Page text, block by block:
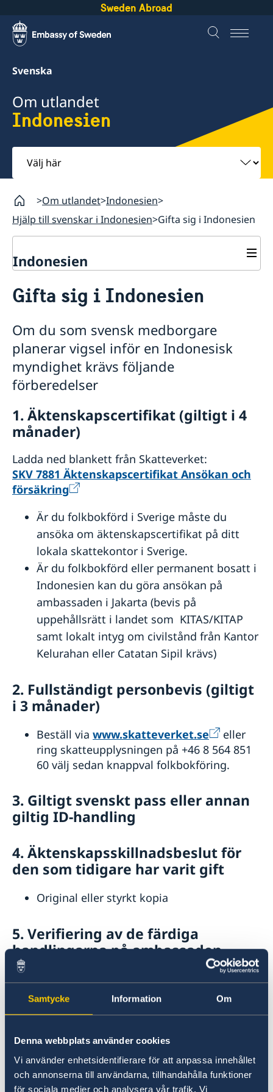
Samtycke Information Om
Denna webbplats använder cookies
Vi använder enhetsidentifierare för att anpassa innehållet
och annonserna till användarna, tillhandahålla funktioner
för sociala medier och analysera vår trafik. Vi
Sweden Abroad
Svenska
Om utlandet
Indonesien
Välj
här
Om utlandet Indonesien
Hjälp till svenskar i Indonesien Gifta sig i Indonesien
Indonesien
Hjälp till svenskar i Indonesien
Akut hjälp
Larmcentraler
Sjuk eller råkat ut för en olycka
Stulet eller förlorat bank-/kreditkort
Ekonomiskt nödställd
Pass i Indonesien
Förlust av pass
Förnyelse av pass
Samordningsnummer
Ansökan om pass för minderårig
Medborgarskap
Om svenskt medborgarskap
Dubbelt medborgarskap
Registrera nyfödd utomlands
Utredning av svenskt medborgarskap
Gifta sig i Indonesien
Avgifter
Körkort
Legaliseringar och intyg
Arv i internationella situationer i Indonesien
Frihetsberövad i Indonesien
Internetbedrägeri
Ambassadens reseinformation
Aktuella händelser
Allmänna säkerhetsläget
Terrorism
Naturförhållanden och katastrofer
In- och utresebestämmelser
Hälso- och sjukvård
Lokala lagar och sedvänjor
Kriminalitet och personlig säkerhet
Trafiksäkerhet
Handel mellan Sverige och Indonesien
Sweden-Indonesia Sustainability Partnership
Gifta sig i Indonesien
Om du som svensk medborgare
planerar vigsel inför en Indonesisk
myndighet krävs följande
förberedelser
1. Äktenskapscertifikat (giltigt i 4
månader)
Ladda ned blankett från Skatteverket:
SKV 7881 Äktenskapscertifikat Ansökan och
försäkring
Är du folkbokförd i Sverige måste du
ansöka om äktenskapscertifikat på ditt
lokala skattekontor i Sverige.
Är du folkbokförd eller permanent bosatt i
Indonesien kan du göra ansökan på
ambassaden i Jakarta (bevis på
uppehållsrätt i landet som KITAS/KITAP
samt lokalt intyg om civilstånd från Kantor
Kelurahan eller Catatan Sipil krävs)
2. Fullständigt personbevis (giltigt
i 3 månader)
Beställ via www.skatteverket.se
eller
ring skatteupplysningen på +46 8 564 851
60 välj sedan knappval folkbokföring.
3. Giltigt svenskt pass eller annan
giltig ID-handling
4. Äktenskapsskillnadsbeslut för
den som tidigare har varit gift
Original eller styrkt kopia
5. Verifiering av de färdiga
handlingarna på ambassaden
Ett personligt besök på ambassaden krävs av den
svenska parten. Medta:
Avklarad hindersprövning /
äktenskapscertifikat
Fullständigt personbevis original
Passhandling original
Äktenskapsskillnadsbeslut i original eller